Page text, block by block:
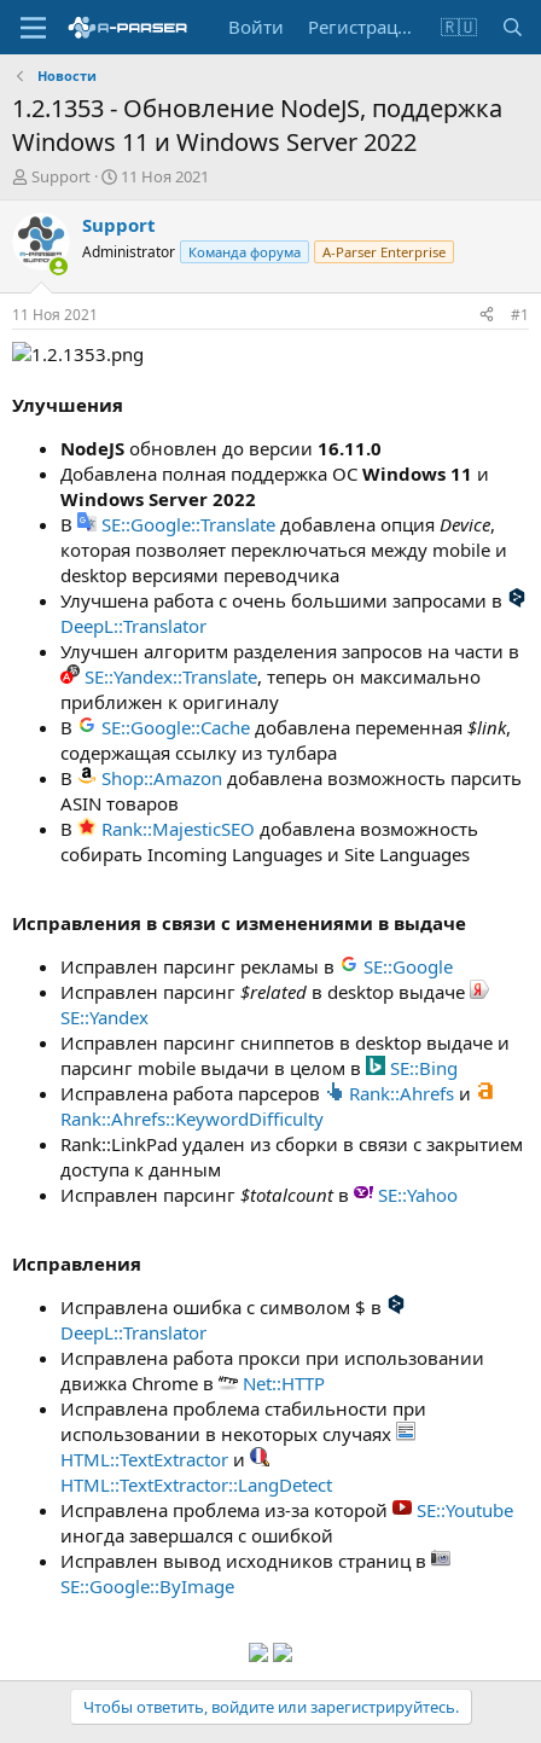
Войти Регистрация 🇷🇺
Новости
1.2.1353 - Обновление NodeJS, поддержка
Windows 11 и Windows Server 2022
А
т
о
р
т
е
м
ы
Support
Д
т
а
н
а
л
11 Ноя 2021
Support
Administrator Команда форума A-Parser Enterprise
11 Ноя 2021 #1
Улучшения
NodeJS обновлен до версии 16.11.0
Добавлена полная поддержка ОС Windows 11 и
Windows Server 2022
В
SE::Google::Translate добавлена опция Device,
которая позволяет переключаться между mobile и
desktop версиями переводчика
Улучшена работа с очень большими запросами в
DeepL::Translator
Улучшен алгоритм разделения запросов на части в
SE::Yandex::Translate, теперь он максимально
приближен к оригиналу
В
SE::Google::Cache добавлена переменная $link,
содержащая ссылку из тулбара
В
Shop::Amazon добавлена возможность парсить
ASIN товаров
В
Rank::MajesticSEO добавлена возможность
собирать Incoming Languages и Site Languages
Исправления в связи с изменениями в выдаче
Исправлен парсинг рекламы в
SE::Google
Исправлен парсинг $related в desktop выдаче
SE::Yandex
Исправлен парсинг сниппетов в desktop выдаче и
парсинг mobile выдачи в целом в
SE::Bing
Исправлена работа парсеров
Rank::Ahrefs и
Rank::Ahrefs::KeywordDifficulty
Rank::LinkPad удален из сборки в связи с закрытием
доступа к данным
Исправлен парсинг $totalcountв SE::Yahoo
Исправления
Исправлена ошибка с символом $ в
DeepL::Translator
Исправлена работа прокси при использовании
движка Chrome в
Net::HTTP
Исправлена проблема стабильности при
использовании в некоторых случаях
HTML::TextExtractor и
HTML::TextExtractor::LangDetect
Исправлена проблема из-за которой
SE::Youtube
иногда завершался с ошибкой
Исправлен вывод исходников страниц в
SE::Google::ByImage
Чтобы ответить, войдите или зарегистрируйтесь.